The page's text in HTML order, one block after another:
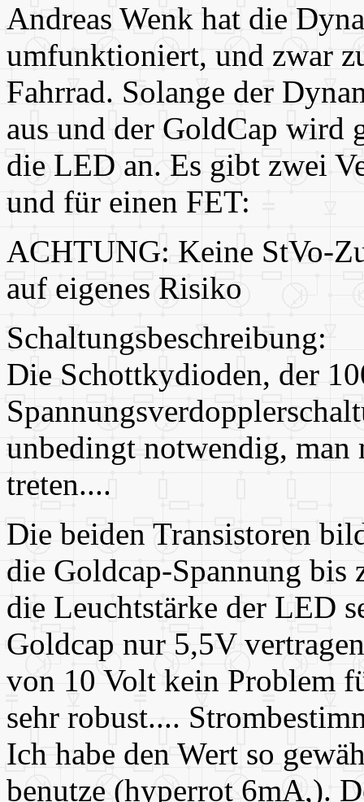
Andreas Wenk hat die
umfunktioniert, und zwar
Fahrrad. Solange der
aus und der GoldCap wird
die LED an. Es gibt zwei
und für einen FET:
ACHTUNG: Keine StVo-
auf eigenes Risiko
Schaltungsbeschreibung:
Die Schottkydioden, der
unbedingt notwendig, man
treten....
Die beiden Transistoren
die Goldcap-Spannung bis
die Leuchtstärke der LED
Goldcap nur 5,5V
von 10 Volt kein Problem
sehr robust....
Ich habe den Wert so
benutze (hyperrot 6mA,).